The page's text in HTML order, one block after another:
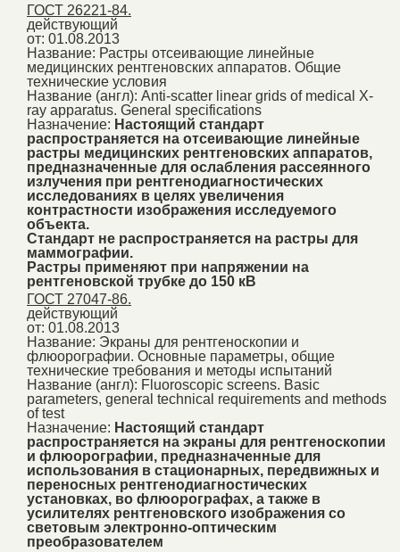
ГОСТ 26221-84.
действующий
от: 01.08.2013
Название: Растры отсеивающие линейные
медицинских рентгеновских аппаратов. Общие
технические условия
Название (англ): Anti-scatter linear grids of medical X-
ray apparatus. General specifications
Назначение: Настоящий стандарт
распространяется на отсеивающие линейные
растры медицинских рентгеновских аппаратов,
предназначенные для ослабления рассеянного
излучения при рентгенодиагностических
исследованиях в целях увеличения
контрастности изображения исследуемого
объекта.
Стандарт не распространяется на растры для
маммографии.
Растры применяют при напряжении на
рентгеновской трубке до 150 кВ
ГОСТ 27047-86.
действующий
от: 01.08.2013
Название: Экраны для рентгеноскопии и
флюорографии. Основные параметры, общие
технические требования и методы испытаний
Название (англ): Fluoroscopic screens. Basic
parameters, general technical requirements and methods
of test
Назначение: Настоящий стандарт
распространяется на экраны для рентгеноскопии
и флюорографии, предназначенные для
использования в стационарных, передвижных и
переносных рентгенодиагностических
установках, во флюорографах, а также в
усилителях рентгеновского изображения со
световым электронно-оптическим
преобразователем